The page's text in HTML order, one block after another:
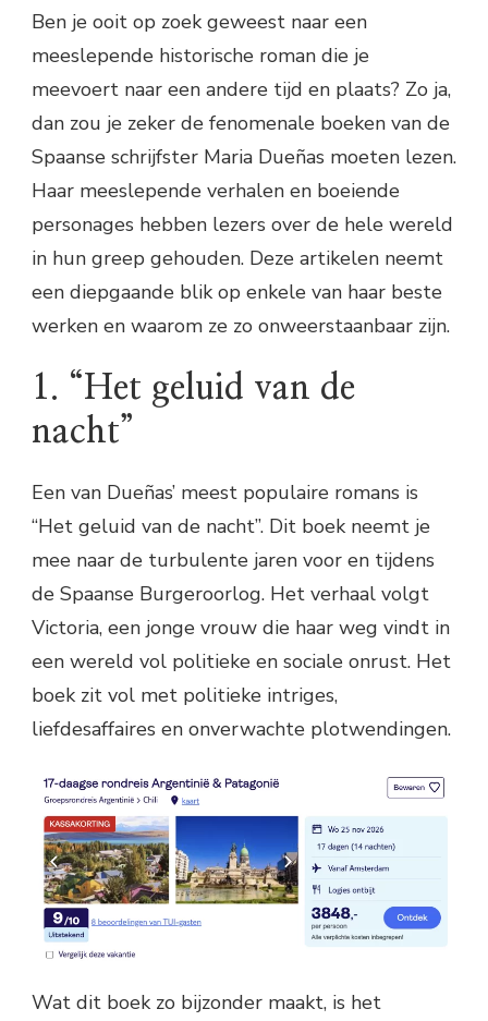
Ben je ooit op zoek geweest naar een
meeslepende historische roman die je
meevoert naar een andere tijd en plaats? Zo ja,
dan zou je zeker de fenomenale boeken van de
Spaanse schrijfster Maria Dueñas moeten lezen.
Haar meeslepende verhalen en boeiende
personages hebben lezers over de hele wereld
in hun greep gehouden. Deze artikelen neemt
een diepgaande blik op enkele van haar beste
werken en waarom ze zo onweerstaanbaar zijn.
1. “Het geluid van de
nacht”
Een van Dueñas’ meest populaire romans is
“Het geluid van de nacht”. Dit boek neemt je
mee naar de turbulente jaren voor en tijdens
de Spaanse Burgeroorlog. Het verhaal volgt
Victoria, een jonge vrouw die haar weg vindt in
een wereld vol politieke en sociale onrust. Het
boek zit vol met politieke intriges,
liefdesaffaires en onverwachte plotwendingen.
Wat dit boek zo bijzonder maakt, is het